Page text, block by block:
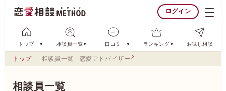
ログイン
トップ 相談員一覧 口コミ ランキング お試し相談
トップ 相談員一覧 - 恋愛アドバイザー
相談員一覧